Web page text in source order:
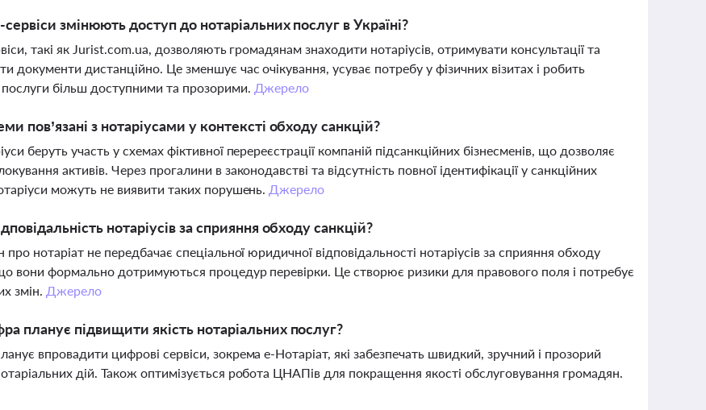
змінюють доступ до нотаріальних послуг в Україні?
такі як Jurist.com.ua, дозволяють громадянам знаходити нотаріусів, отримувати консультації та
документи дистанційно. Це зменшує час очікування, усуває потребу у фізичних візитах і робить
послуги більш доступними та прозорими. Джерело
пов’язані з нотаріусами у контексті обходу санкцій?
беруть участь у схемах фіктивної перереєстрації компаній підсанкційних бізнесменів, що дозволяє
активів. Через прогалини в законодавстві та відсутність повної ідентифікації у санкційних
можуть не виявити таких порушень. Джерело
нотаріусів за сприяння обходу санкцій?
про нотаріат не передбачає спеціальної юридичної відповідальності нотаріусів за сприяння обходу
вони формально дотримуються процедур перевірки. Це створює ризики для правового поля і потребує
змін. Джерело
планує підвищити якість нотаріальних послуг?
впровадити цифрові сервіси, зокрема е-Нотаріат, які забезпечать швидкий, зручний і прозорий
дій. Також оптимізується робота ЦНАПів для покращення якості обслуговування громадян.